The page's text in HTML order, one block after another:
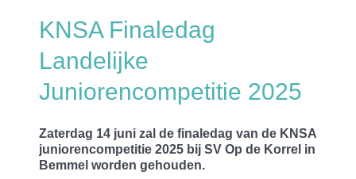
KNSA Finaledag
Landelijke
Juniorencompetitie 2025
Zaterdag 14 juni zal de finaledag van de KNSA
juniorencompetitie 2025 bij SV Op de Korrel in
Bemmel worden gehouden.